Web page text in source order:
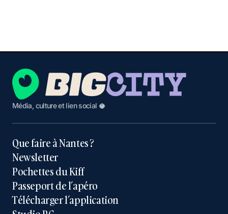
Média, culture et lien social 🥥
Que faire à Nantes ?
Newsletter
Pochettes du Kiff
Passeport de l’apéro
Télécharger l’application